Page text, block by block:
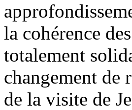
la cohérence
totalement
changement de
de la visite de